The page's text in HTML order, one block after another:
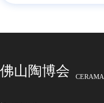
佛山陶博会